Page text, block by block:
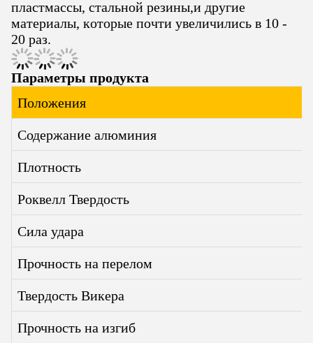
пластмассы, стальной резины,и другие
материалы, которые почти увеличились в 10 -
20 раз.
Параметры продукта
Положения
Содержание алюминия
Плотность
Роквелл Твердость
Сила удара
Прочность на перелом
Твердость Викера
Прочность на изгиб